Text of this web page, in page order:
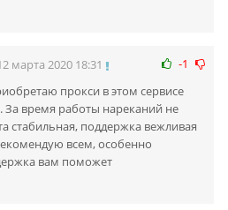
-1
марта 2020 18:31
прокси в этом сервисе
За время работы нареканий не
стабильная, поддержка вежливая
всем, особенно
вам поможет